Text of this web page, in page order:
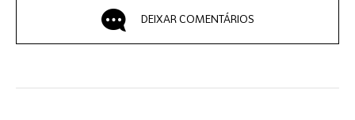
DEIXAR COMENTÁRIOS